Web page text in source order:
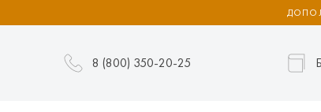
8 (800) 350-20-25